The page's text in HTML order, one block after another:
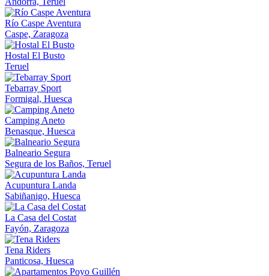
Río Caspe Aventura
Caspe, Zaragoza
Hostal El Busto
Teruel
Tebarray Sport
Formigal, Huesca
Camping Aneto
Benasque, Huesca
Balneario Segura
Segura de los Baños, Teruel
Acupuntura Landa
Sabiñanigo, Huesca
La Casa del Costat
Fayón, Zaragoza
Tena Riders
Panticosa, Huesca